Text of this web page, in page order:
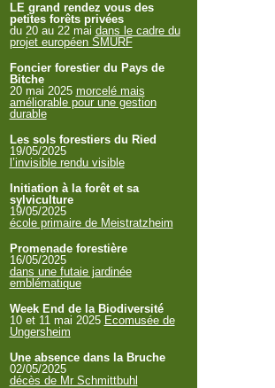
LE grand rendez vous des
petites forêts privées
du 20 au 22 mai dans le cadre du
projet européen SMURF
Foncier forestier du Pays de
Bitche
20 mai 2025 morcelé mais
améliorable pour une gestion
durable
Les sols forestiers du Ried
19/05/2025
l’invisible rendu visible
Initiation à la forêt et sa
sylviculture
19/05/2025
école primaire de Meistratzheim
Promenade forestière
16/05/2025
dans une futaie jardinée
emblématique
Week End de la Biodiversité
10 et 11 mai 2025 Ecomusée de
Ungersheim
Une absence dans la Bruche
02/05/2025
décès de Mr Schmittbuhl